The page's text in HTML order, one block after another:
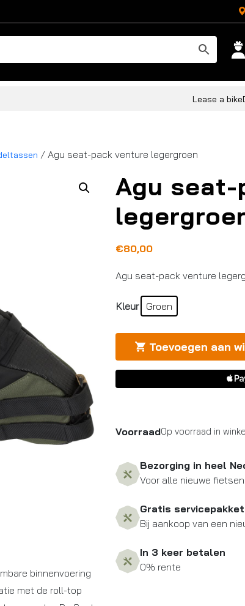
Lease a bike
/ Agu seat-pack venture legergroen
binnenvoering
met de roll-top
Agu
€80,00
Agu seat-pack venture
Kleur Groen
Toevoegen aan
VoorraadOp voorraad in
Bezorging in heel
Voor alle nieuwe fietsen
Gratis servicepakket
Bij aankoop van een
In 3 keer betalen
0% rente